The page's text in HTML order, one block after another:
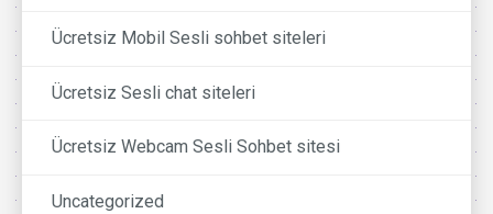
Ücretsiz Mobil Sesli sohbet siteleri
Ücretsiz Sesli chat siteleri
Ücretsiz Webcam Sesli Sohbet sitesi
Uncategorized